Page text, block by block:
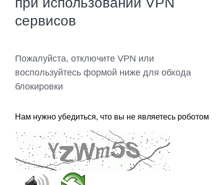
сервисов
Пожалуйста, отключите VPN или
воспользуйтесь формой ниже для обхода
блокировки
Нам нужно убедиться, что вы не являетесь роботом